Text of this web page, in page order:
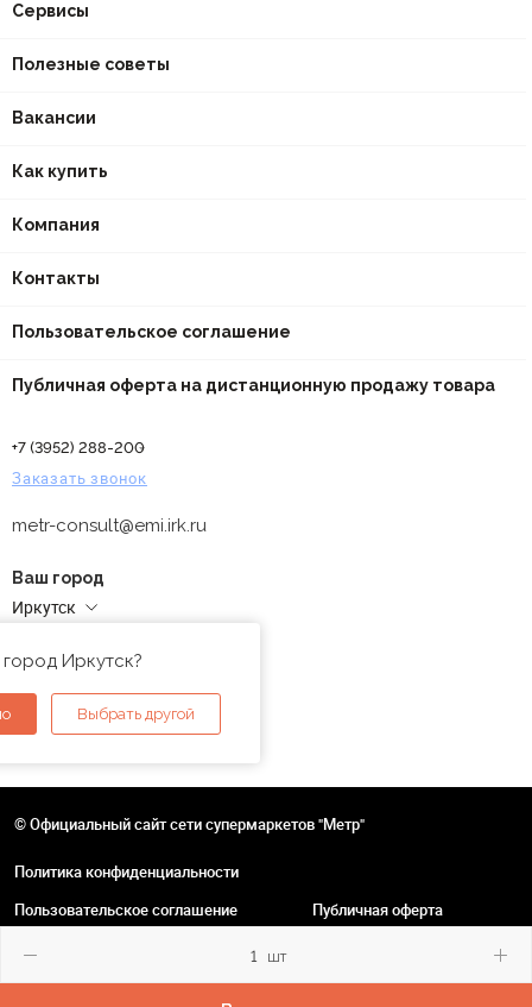
шт
Сервисы
Полезные советы
Вакансии
Как купить
Компания
Контакты
Пользовательское соглашение
Публичная оферта на дистанционную продажу товара
+7 (3952) 288-200
Заказать звонок
metr-consult@emi.irk.ru
Ваш город
Иркутск
Иркутск?
Выбрать другой
© Официальный сайт сети супермаркетов "Метр"
Политика конфиденциальности
Пользовательское соглашение
Публичная оферта